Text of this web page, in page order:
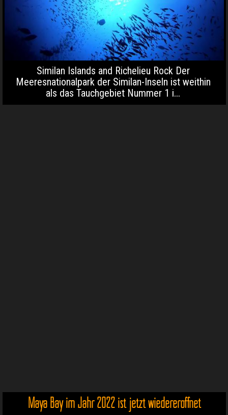
Similan Islands and Richelieu Rock Der
Meeresnationalpark der Similan-Inseln ist weithin
als das Tauchgebiet Nummer 1 i...
Maya Bay im Jahr 2022 ist jetzt wiedereröffnet